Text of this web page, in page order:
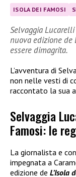
ISOLA DEI FAMOSI
Selvaggia
nuova edizione de
essere dimagrita.
L’avventura di
non nelle vesti di
raccontato la sua
Selvaggia
Famosi: le
La giornalista e
impegnata a
edizione de L’Isola